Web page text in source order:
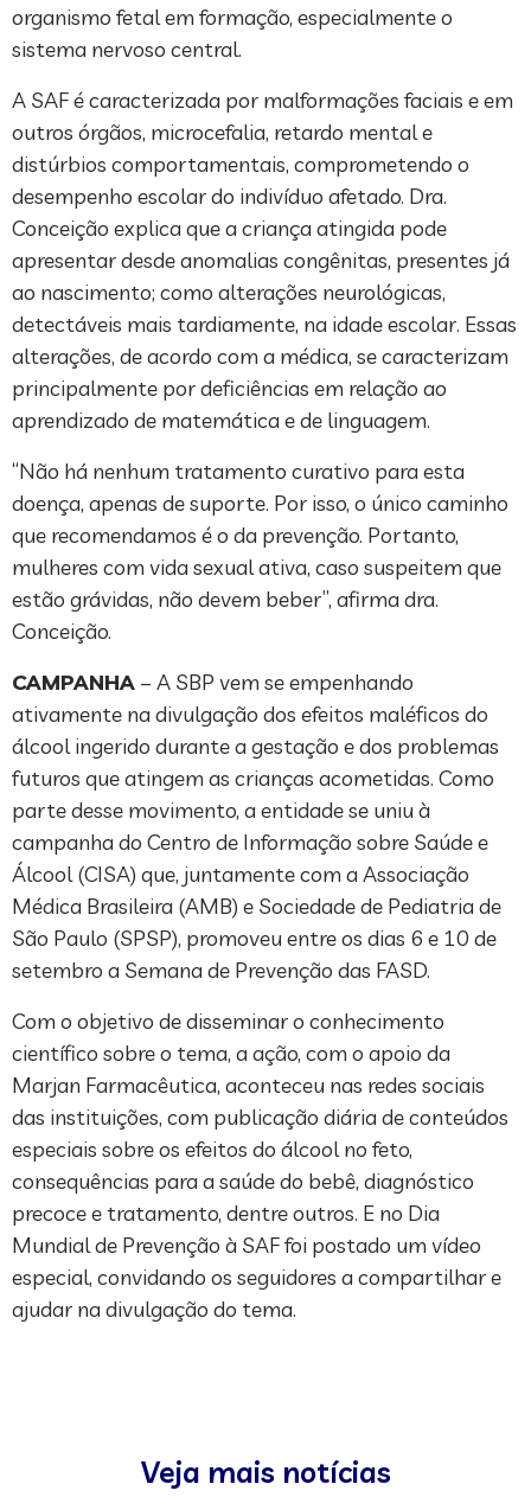
organismo fetal em formação, especialmente o
sistema nervoso central.
A SAF é caracterizada por malformações faciais e em
outros órgãos, microcefalia, retardo mental e
distúrbios comportamentais, comprometendo o
desempenho escolar do indivíduo afetado. Dra.
Conceição explica que a criança atingida pode
apresentar desde anomalias congênitas, presentes já
ao nascimento; como alterações neurológicas,
detectáveis mais tardiamente, na idade escolar. Essas
alterações, de acordo com a médica, se caracterizam
principalmente por deficiências em relação ao
aprendizado de matemática e de linguagem.
“Não há nenhum tratamento curativo para esta
doença, apenas de suporte. Por isso, o único caminho
que recomendamos é o da prevenção. Portanto,
mulheres com vida sexual ativa, caso suspeitem que
estão grávidas, não devem beber”, afirma dra.
Conceição.
CAMPANHA – A SBP vem se empenhando
ativamente na divulgação dos efeitos maléficos do
álcool ingerido durante a gestação e dos problemas
futuros que atingem as crianças acometidas. Como
parte desse movimento, a entidade se uniu à
campanha do Centro de Informação sobre Saúde e
Álcool (CISA) que, juntamente com a Associação
Médica Brasileira (AMB) e Sociedade de Pediatria de
São Paulo (SPSP), promoveu entre os dias 6 e 10 de
setembro a Semana de Prevenção das FASD.
Com o objetivo de disseminar o conhecimento
científico sobre o tema, a ação, com o apoio da
Marjan Farmacêutica, aconteceu nas redes sociais
das instituições, com publicação diária de conteúdos
especiais sobre os efeitos do álcool no feto,
consequências para a saúde do bebê, diagnóstico
precoce e tratamento, dentre outros. E no Dia
Mundial de Prevenção à SAF foi postado um vídeo
especial, convidando os seguidores a compartilhar e
ajudar na divulgação do tema.
Veja mais notícias